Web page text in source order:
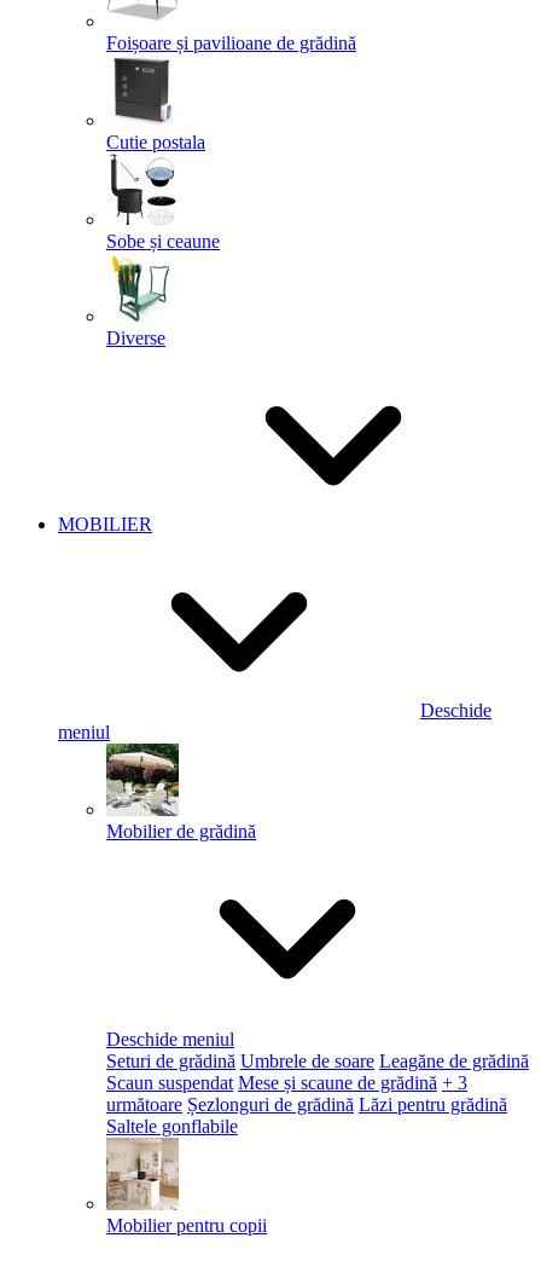
Foișoare și pavilioane de grădină
Cutie postala
Sobe și ceaune
Diverse
MOBILIER
Deschide
meniul
Mobilier de grădină
Deschide meniul
Seturi de grădină Umbrele de soare Leagăne de grădină
Scaun suspendat Mese și scaune de grădină + 3
următoare Șezlonguri de grădină Lăzi pentru grădină
Saltele gonflabile
Mobilier pentru copii